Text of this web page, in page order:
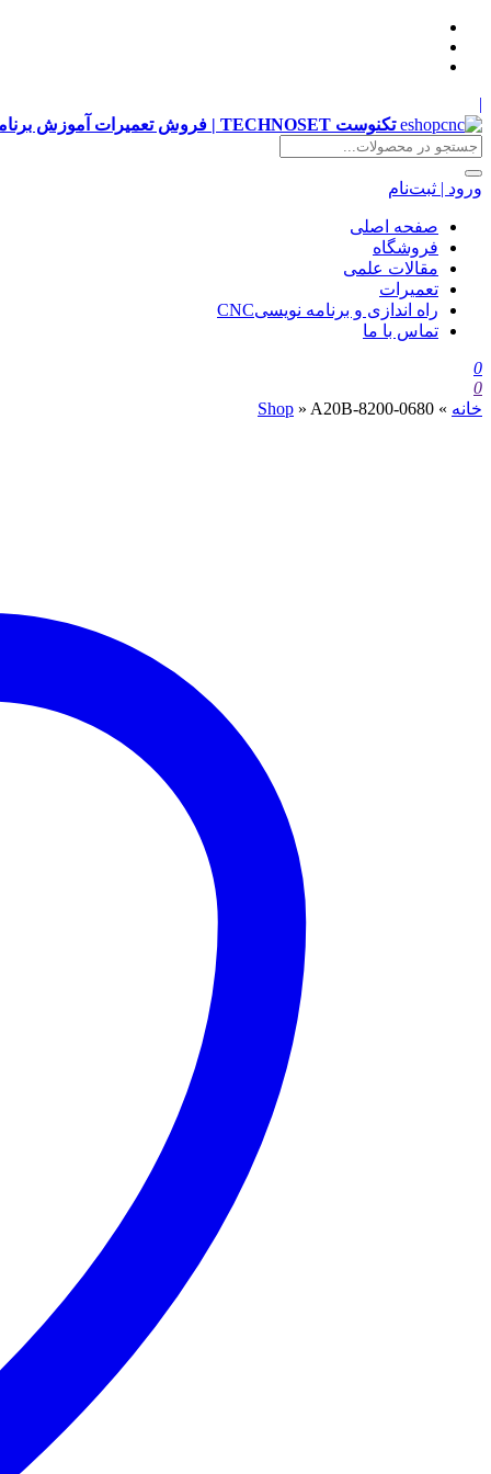
|
تکنوست TECHNOSET | فروش تعمیرات آموزش برنامه نویسی cnc زیمنس فانوک هایدن siemens ,fanuc, heidenhain ,hust, gsk
ورود | ثبت‌نام
صفحه اصلی
فروشگاه
مقالات علمی
تعمیرات
راه اندازی و برنامه نویسیCNC
تماس با ما
0
0
خانه »
Shop » A20B-8200-0680